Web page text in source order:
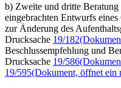
b) Zweite und dritte
eingebrachten Entwurfs eines
zur Änderung des
Drucksache 19/182
Beschlussempfehlung und
Drucksache 19/586
19/595(Dokument, öffnet ein